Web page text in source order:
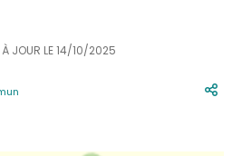
JOUR LE14/10/2025